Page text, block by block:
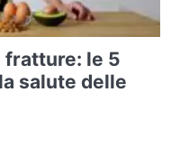
fratture: le 5
salute delle